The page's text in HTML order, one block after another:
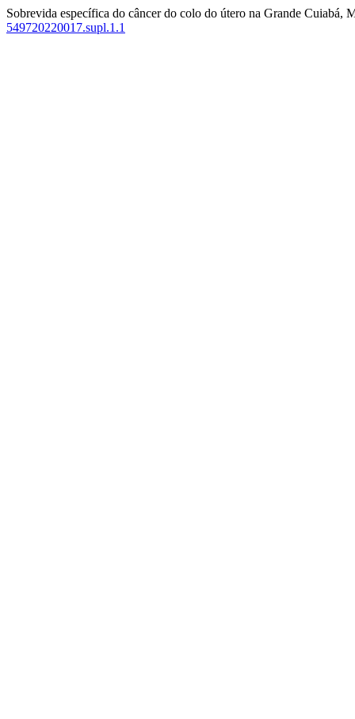
Sobrevida específica do câncer do colo do útero na Grande Cuiabá,
549720220017.supl.1.1